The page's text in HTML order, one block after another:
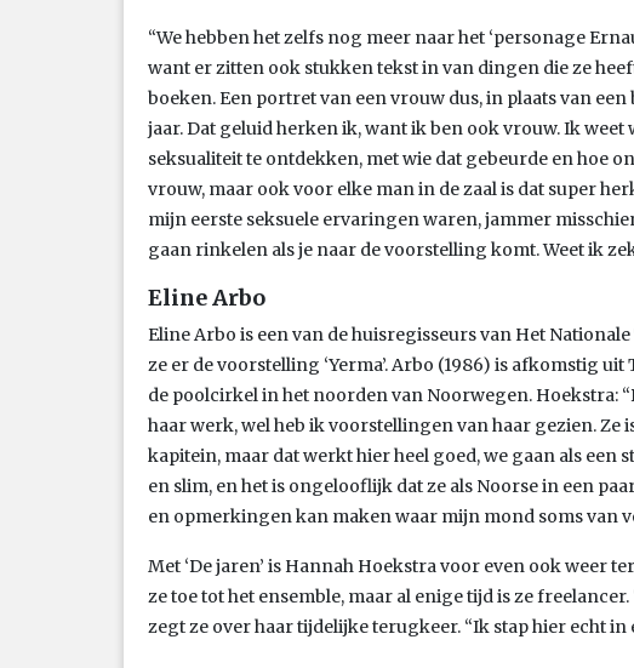
“We hebben het zelfs nog meer naar het ‘personage
want er zitten ook stukken tekst in van dingen die ze
boeken. Een portret van een vrouw dus, in plaats van
jaar. Dat geluid herken ik, want ik ben ook vrouw. Ik weet
seksualiteit te ontdekken, met wie dat gebeurde en hoe
vrouw, maar ook voor elke man in de zaal is dat super
mijn eerste seksuele ervaringen waren, jammer
gaan rinkelen als je naar de voorstelling komt. Weet ik
Eline Arbo
Eline Arbo is een van de huisregisseurs van Het
ze er de voorstelling ‘Yerma’. Arbo (1986) is afkomstig
de poolcirkel in het noorden van Noorwegen. Hoekstra:
haar werk, wel heb ik voorstellingen van haar gezien. Ze
kapitein, maar dat werkt hier heel goed, we gaan als een
en slim, en het is ongelooflijk dat ze als Noorse in een
en opmerkingen kan maken waar mijn mond soms van
Met ‘De jaren’ is Hannah Hoekstra voor even ook weer
ze toe tot het ensemble, maar al enige tijd is ze
zegt ze over haar tijdelijke terugkeer. “Ik stap hier echt in